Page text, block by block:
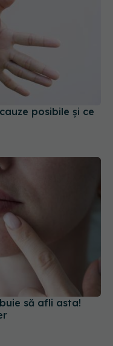
posibile și ce
să afli asta!